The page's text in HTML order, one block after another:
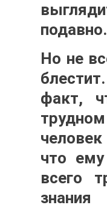
подавно.
Но не
факт,
что
всего